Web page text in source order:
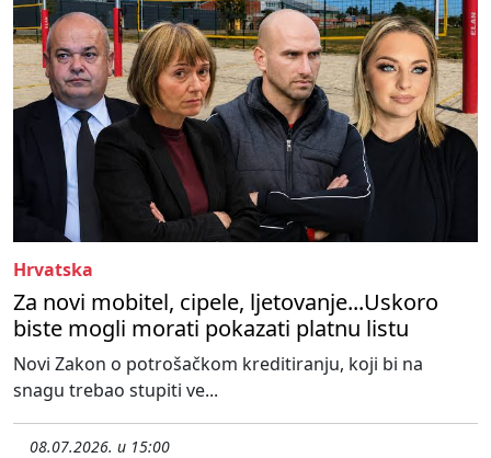
Hrvatska
Za novi mobitel, cipele, ljetovanje...Uskoro
biste mogli morati pokazati platnu listu
Novi Zakon o potrošačkom kreditiranju, koji bi na
snagu trebao stupiti ve...
08.07.2026. u 15:00